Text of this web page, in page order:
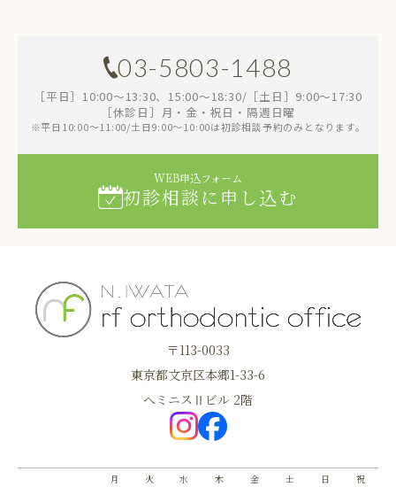
03-5803-1488
［平日］10:00～13:30、15:00～18:30/［土日］9:00～17:30
［休診日］月・金・祝日・隔週日曜
※平日10:00～11:00/土日9:00～10:00は初診相談予約のみとなります。
WEB申込フォーム
初診相談に申し込む
〒113-0033
東京都文京区本郷1-33-6
へミニスⅡビル 2階
月 火 水 木 金 土 日 祝